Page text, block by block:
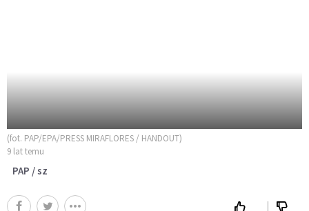
(fot. PAP/EPA/PRESS MIRAFLORES / HANDOUT)
9 lat temu
PAP / sz